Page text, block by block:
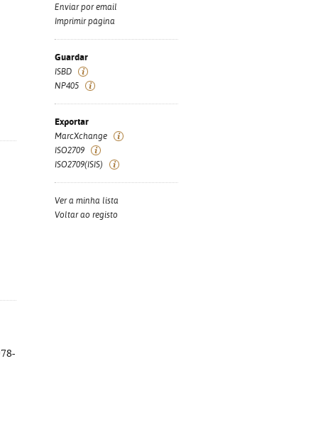
Enviar por email
Imprimir página
Guardar
ISBD
NP405
Exportar
MarcXchange
ISO2709
ISO2709(ISIS)
Ver a minha lista
Voltar ao registo